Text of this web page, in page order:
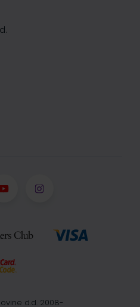
d.d. 2008-